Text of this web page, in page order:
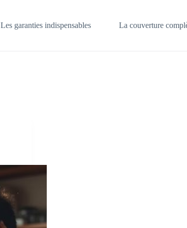
Les garanties indispensables La couverture